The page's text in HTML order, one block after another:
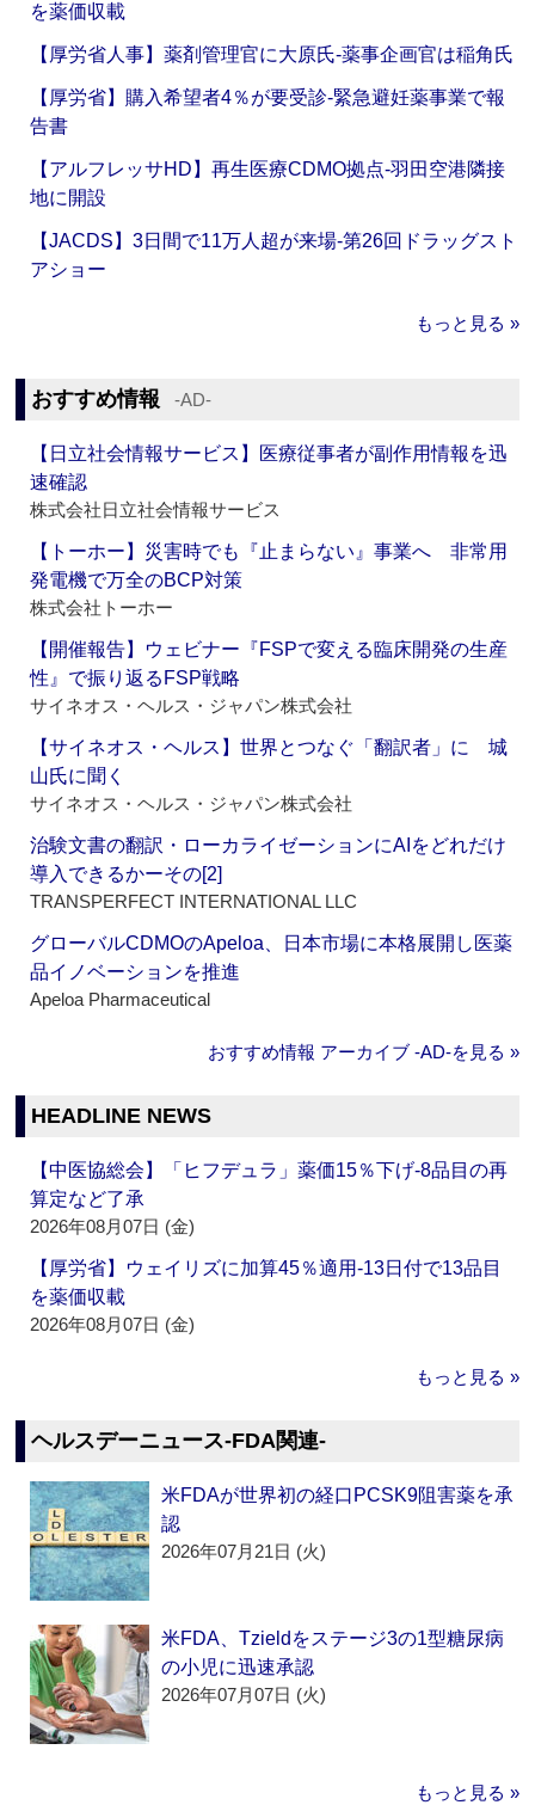
を薬価収載
【厚労省人事】薬剤管理官に大原氏‐薬事企画官は稲角氏
【厚労省】購入希望者4％が要受診‐緊急避妊薬事業で報
告書
【アルフレッサHD】再生医療CDMO拠点‐羽田空港隣接
地に開設
【JACDS】3日間で11万人超が来場‐第26回ドラッグスト
アショー
もっと見る »
おすすめ情報 ‐AD‐
【日立社会情報サービス】医療従事者が副作用情報を迅
速確認
株式会社日立社会情報サービス
【トーホー】災害時でも『止まらない』事業へ 非常用
発電機で万全のBCP対策
株式会社トーホー
【開催報告】ウェビナー『FSPで変える臨床開発の生産
性』で振り返るFSP戦略
サイネオス・ヘルス・ジャパン株式会社
【サイネオス・ヘルス】世界とつなぐ「翻訳者」に 城
山氏に聞く
サイネオス・ヘルス・ジャパン株式会社
治験文書の翻訳・ローカライゼーションにAIをどれだけ
導入できるかーその[2]
TRANSPERFECT INTERNATIONAL LLC
グローバルCDMOのApeloa、日本市場に本格展開し医薬
品イノベーションを推進
Apeloa Pharmaceutical
おすすめ情報 アーカイブ ‐AD‐を見る »
HEADLINE NEWS
【中医協総会】「ヒフデュラ」薬価15％下げ‐8品目の再
算定など了承
2026年08月07日 (金)
【厚労省】ウェイリズに加算45％適用‐13日付で13品目
を薬価収載
2026年08月07日 (金)
もっと見る »
ヘルスデーニュース‐FDA関連‐
米FDAが世界初の経口PCSK9阻害薬を承
認
2026年07月21日 (火)
米FDA、Tzieldをステージ3の1型糖尿病
の小児に迅速承認
2026年07月07日 (火)
もっと見る »